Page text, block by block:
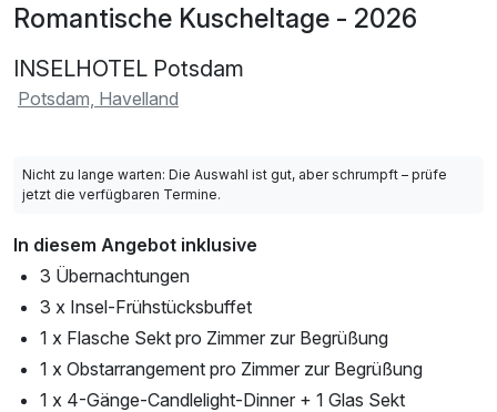
Romantische Kuscheltage - 2026
INSELHOTEL Potsdam
Potsdam, Havelland
Nicht zu lange warten: Die Auswahl ist gut, aber schrumpft – prüfe
jetzt die verfügbaren Termine.
In diesem Angebot inklusive
3 Übernachtungen
3 x Insel-Frühstücksbuffet
1 x Flasche Sekt pro Zimmer zur Begrüßung
1 x Obstarrangement pro Zimmer zur Begrüßung
1 x 4-Gänge-Candlelight-Dinner + 1 Glas Sekt